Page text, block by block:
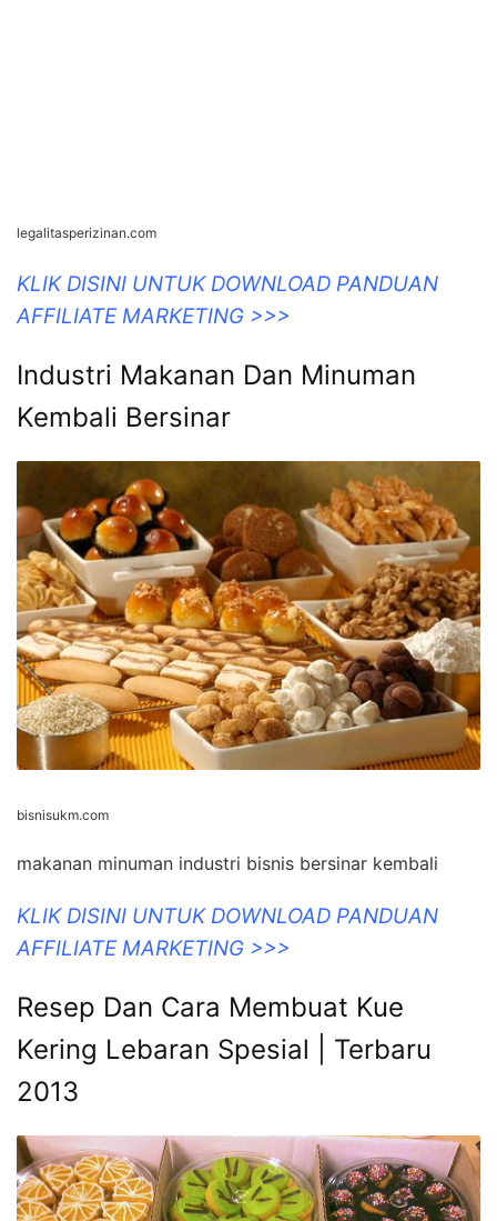
legalitasperizinan.com
KLIK DISINI UNTUK DOWNLOAD PANDUAN
AFFILIATE MARKETING >>>
Industri Makanan Dan Minuman
Kembali Bersinar
bisnisukm.com
makanan minuman industri bisnis bersinar kembali
KLIK DISINI UNTUK DOWNLOAD PANDUAN
AFFILIATE MARKETING >>>
Resep Dan Cara Membuat Kue
Kering Lebaran Spesial | Terbaru